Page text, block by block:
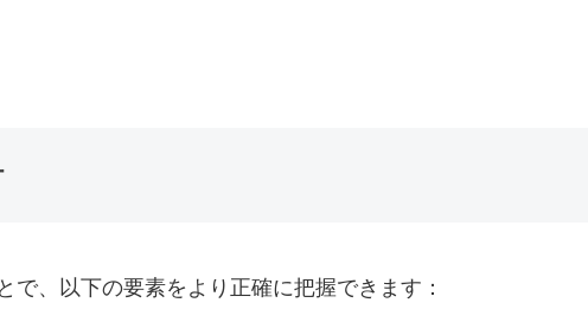
で、以下の要素をより正確に把握できます：